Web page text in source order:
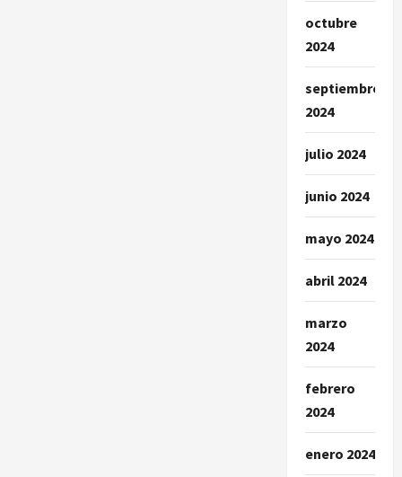
octubre
2024
septiembre
2024
julio 2024
junio 2024
mayo 2024
abril 2024
marzo
2024
febrero
2024
enero 2024